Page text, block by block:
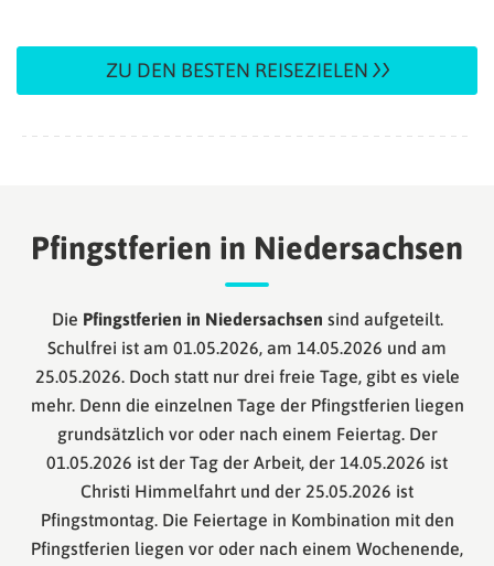
ZU DEN BESTEN REISEZIELEN
Pfingstferien in Niedersachsen
Die Pfingstferien in Niedersachsen sind aufgeteilt.
Schulfrei ist am 01.05.2026, am 14.05.2026 und am
25.05.2026. Doch statt nur drei freie Tage, gibt es viele
mehr. Denn die einzelnen Tage der Pfingstferien liegen
grundsätzlich vor oder nach einem Feiertag. Der
01.05.2026 ist der Tag der Arbeit, der 14.05.2026 ist
Christi Himmelfahrt und der 25.05.2026 ist
Pfingstmontag. Die Feiertage in Kombination mit den
Pfingstferien liegen vor oder nach einem Wochenende,